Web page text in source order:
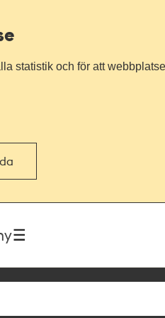
statistik och för att